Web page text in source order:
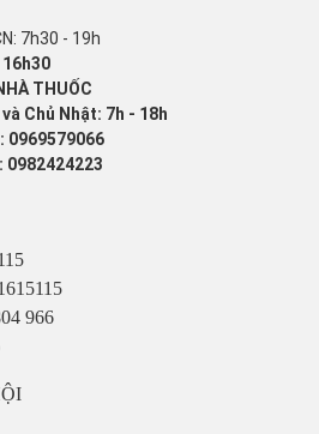
7h30 - 19h
THUỐC
Chủ Nhật: 7h - 18h
0969579066
0982424223
966